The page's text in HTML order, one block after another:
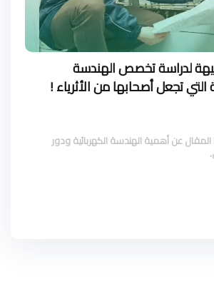
لدراسة تخصص الهندسة
التي تجعل أصحابها من الأثرياء !
عن أهمية الهندسة الكهربائية ودور